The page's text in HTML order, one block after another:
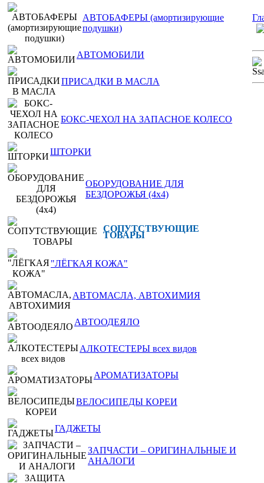
АВТОБАФЕРЫ (амортизирующие
подушки)
АВТОМОБИЛИ
ПРИСАДКИ В МАСЛА
БОКС-ЧЕХОЛ НА ЗАПАСНОЕ КОЛЕСО
ШТОРКИ
ОБОРУДОВАНИЕ ДЛЯ
БЕЗДОРОЖЬЯ (4x4)
СОПУТСТВУЮЩИЕ
ТОВАРЫ
"ЛЁГКАЯ КОЖА"
АВТОМАСЛА, АВТОХИМИЯ
АВТООДЕЯЛО
АЛКОТЕСТЕРЫ всех видов
АРОМАТИЗАТОРЫ
ВЕЛОСИПЕДЫ КОРЕИ
ГАДЖЕТЫ
ЗАПЧАСТИ – ОРИГИНАЛЬНЫЕ И
АНАЛОГИ